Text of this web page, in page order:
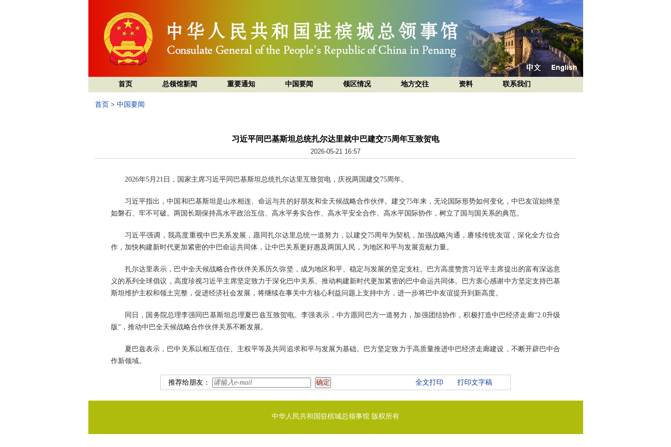
首页 总领馆新闻 重要通知 中国要闻 领区情况 地方交往 资料 联系我们
首页 > 中国要闻
习近平同巴基斯坦总统扎尔达里就中巴建交75周年互致贺电
2026-05-21 16:57
2026年5月21日，国家主席习近平同巴基斯坦总统扎尔达里互致贺电，庆祝两国建交75周年。
习近平指出，中国和巴基斯坦是山水相连、命运与共的好朋友和全天候战略合作伙伴。建交75年来，无论国际形势如何变化，中巴友谊始终坚
如磐石、牢不可破。两国长期保持高水平政治互信、高水平务实合作、高水平安全合作、高水平国际协作，树立了国与国关系的典范。
习近平强调，我高度重视中巴关系发展，愿同扎尔达里总统一道努力，以建交75周年为契机，加强战略沟通，赓续传统友谊，深化全方位合
作，加快构建新时代更加紧密的中巴命运共同体，让中巴关系更好惠及两国人民，为地区和平与发展贡献力量。
扎尔达里表示，巴中全天候战略合作伙伴关系历久弥坚，成为地区和平、稳定与发展的坚定支柱。巴方高度赞赏习近平主席提出的富有深远意
义的系列全球倡议，高度珍视习近平主席坚定致力于深化巴中关系、推动构建新时代更加紧密的巴中命运共同体。巴方衷心感谢中方坚定支持巴基
斯坦维护主权和领土完整，促进经济社会发展，将继续在事关中方核心利益问题上支持中方，进一步将巴中友谊提升到新高度。
同日，国务院总理李强同巴基斯坦总理夏巴兹互致贺电。李强表示，中方愿同巴方一道努力，加强团结协作，积极打造中巴经济走廊“2.0升级
版”，推动中巴全天候战略合作伙伴关系不断发展。
夏巴兹表示，巴中关系以相互信任、主权平等及共同追求和平与发展为基础。巴方坚定致力于高质量推进中巴经济走廊建设，不断开辟巴中合
作新领域。
推荐给朋友： 全文打印 打印文字稿
中华人民共和国驻槟城总领事馆 版权所有